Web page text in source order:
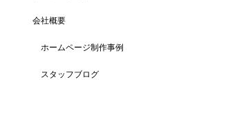
会社概要
ホームページ制作事例
スタッフブログ